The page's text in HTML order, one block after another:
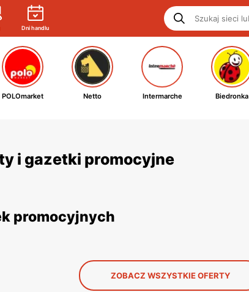
Dni handlu
POLOmarket Netto Intermarche Biedronka
i gazetki promocyjne
promocyjnych
ZOBACZ WSZYSTKIE OFERTY